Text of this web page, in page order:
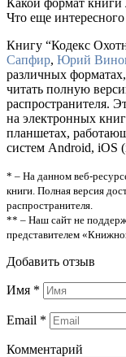
Какой формат
Что еще
Книгу “Кодекс
Сапфир, Юрий
различных
читать полную
распространителя.
на электронных
планшетах,
систем Android, iOS
* – На данном веб-
книги. Полная версия
распространителя.
** – Наш сайт не
представителем
Добавить отзыв
Имя *
Email *
Комментарий